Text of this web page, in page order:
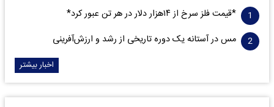
*قیمت فلز سرخ از ۱۴هزار دلار در هر تن عبور کرد*
مس در آستانه یک دوره تاریخی از رشد و ارزش‌آفرینی
اخبار بیشتر